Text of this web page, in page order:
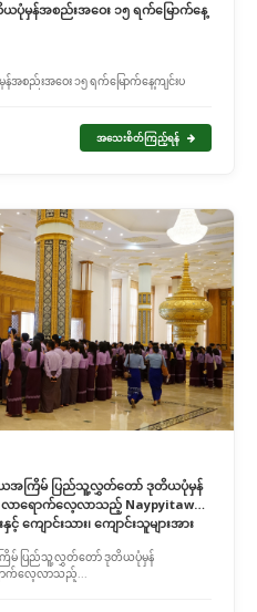
အဝေး ၁၅ ရက်မြောက်နေ့
းအဝေး ၁၅ ရက်မြောက်နေ့ကျင်းပ
အသေးစိတ်ကြည့်ရန်
မ် ပြည်သူ့လွှတ်တော် ဒုတိယပုံမှန်
လာရောက်လေ့လာသည့် Naypyitaw
ကျောင်းသား၊ ကျောင်းသူများအား
ြိမ် ပြည်သူ့လွှတ်တော် ဒုတိယပုံမှန်
ောက်လေ့လာသည့်...